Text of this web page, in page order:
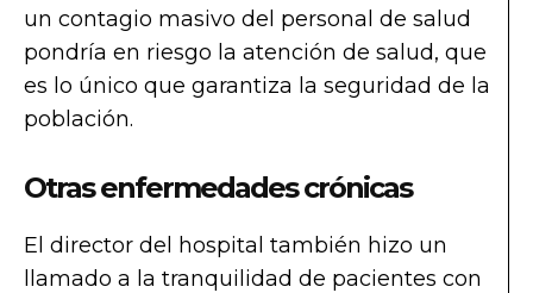
un contagio masivo del personal de salud
pondría en riesgo la atención de salud, que
es lo único que garantiza la seguridad de la
población.
Otras enfermedades crónicas
El director del hospital también hizo un
llamado a la tranquilidad de pacientes con